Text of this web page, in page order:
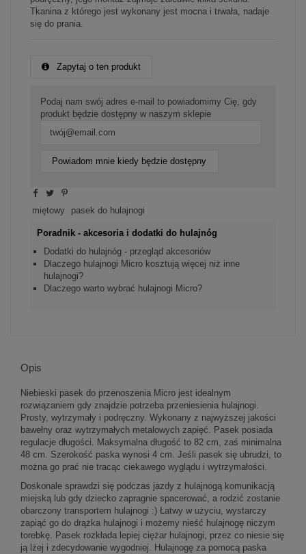
Tkanina z którego jest wykonany jest mocna i trwała, nadaje
się do prania.
Zapytaj o ten produkt
Podaj nam swój adres e-mail to powiadomimy Cię, gdy
produkt będzie dostępny w naszym sklepie
Powiadom mnie kiedy będzie dostępny
miętowy pasek do hulajnogi
Poradnik - akcesoria i dodatki do hulajnóg
Dodatki do hulajnóg - przegląd akcesoriów
Dlaczego hulajnogi Micro kosztują więcej niż inne
hulajnogi?
Dlaczego warto wybrać hulajnogi Micro?
Opis
Niebieski pasek do przenoszenia Micro jest idealnym
rozwiązaniem gdy znajdzie potrzeba przeniesienia hulajnogi.
Prosty, wytrzymały i podręczny. Wykonany z najwyższej jakości
bawełny oraz wytrzymałych metalowych zapięć. Pasek posiada
regulacje długości. Maksymalna długość to 82 cm, zaś minimalna
48 cm. Szerokość paska wynosi 4 cm. Jeśli pasek się ubrudzi, to
można go prać nie tracąc ciekawego wyglądu i wytrzymałości.
Doskonale sprawdzi się podczas jazdy z hulajnogą komunikacją
miejską lub gdy dziecko zapragnie spacerować, a rodzić zostanie
obarczony transportem hulajnogi :) Łatwy w użyciu, wystarczy
zapiąć go do drążka hulajnogi i możemy nieść hulajnogę niczym
torebkę. Pasek rozkłada lepiej ciężar hulajnogi, przez co niesie się
ją lżej i zdecydowanie wygodniej. Hulajnogę za pomocą paska